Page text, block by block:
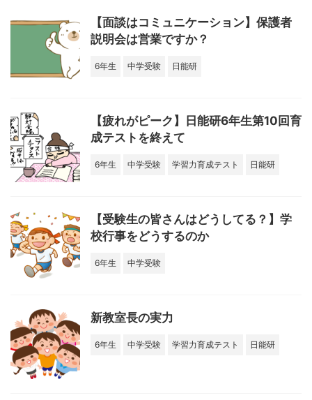
【面談はコミュニケーション】保護者
説明会は営業ですか？
6年生 中学受験 日能研
【疲れがピーク】日能研6年生第10回育
成テストを終えて
6年生 中学受験 学習力育成テスト 日能研
【受験生の皆さんはどうしてる？】学
校行事をどうするのか
6年生 中学受験
新教室長の実力
6年生 中学受験 学習力育成テスト 日能研